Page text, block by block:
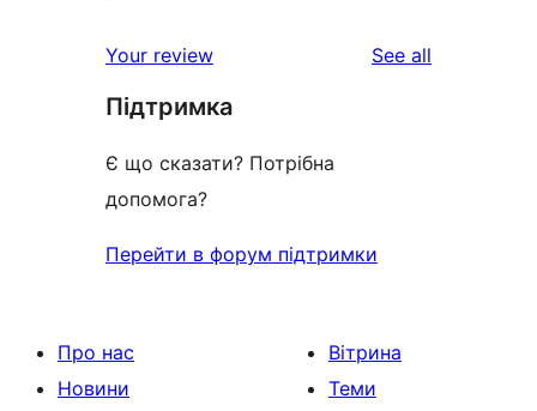
Your review See all
Підтримка
Є що сказати? Потрібна
допомога?
Перейти в форум підтримки
Про нас
Новини
Вітрина
Теми